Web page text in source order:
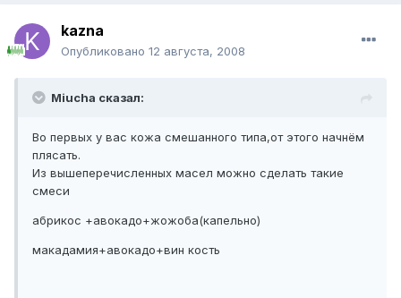
kazna
Опубликовано 12 августа, 2008
Miucha сказал:
Во первых у вас кожа смешанного типа,от этого начнём
плясать.
Из вышеперечисленных масел можно сделать такие
смеси
абрикос +авокадо+жожоба(капельно)
макадамия+авокадо+вин кость